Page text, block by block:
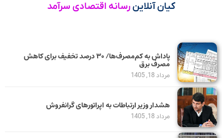
کیان آنلاین رسانه اقتصادی سرآمد
پاداش به کم‌مصرف‌ها/ ۳۰ درصد تخفیف برای کاهش
مصرف برق
مرداد 18, 1405
هشدار وزیر ارتباطات به اپراتورهای گرانفروش
مرداد 18, 1405